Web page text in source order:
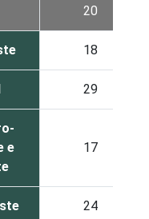
20
18
29
e
17
24